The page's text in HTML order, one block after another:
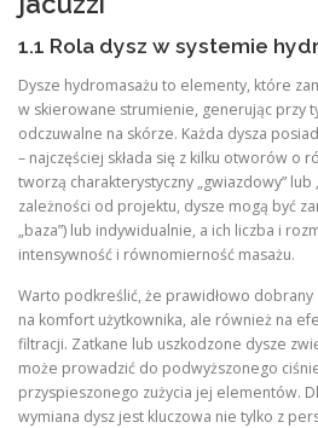
1.1 Rola dysz w systemie
Dysze hydromasażu to elementy, które
w skierowane strumienie, generując przy
odczuwalne na skórze. Każda dysza
– najczęściej składa się z kilku otworów o
tworzą charakterystyczny „gwiazdowy” lub
zależności od projektu, dysze mogą być
„baza”) lub indywidualnie, a ich liczba i
intensywność i równomierność masażu.
Warto podkreślić, że prawidłowo dobrany
na komfort użytkownika, ale również na
filtracji. Zatkane lub uszkodzone dysze
może prowadzić do podwyższonego
przyspieszonego zużycia jej elementów.
wymiana dysz jest kluczowa nie tylko z